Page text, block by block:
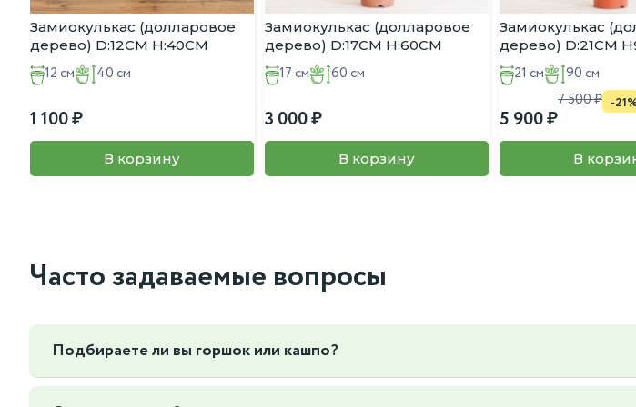
Замиокулькас (долларовое
дерево) D:12CM H:40CM
12 см 40 см
1 100
В корзину
Замиокулькас (долларовое
дерево) D:17CM H:60CM
17 см 60 см
3 000
В корзину
Замиокулькас
дерево) D:21CM
21 см 90 см
5 900
7 500 -
В
Часто задаваемые вопросы
Подбираете ли вы горшок или кашпо?
Да, мы можем подобрать горшок или кашпо под ваш интерьер и вкус, так же вы можете